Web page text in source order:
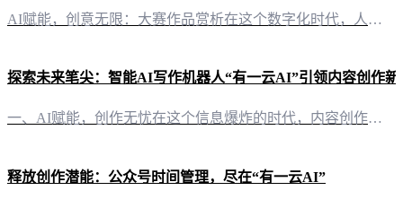
AI赋能，创意无限：大赛作品赏析在这个数字化时代，人工智能正在重塑内容创作的边界。近期，一场以“AI创作大赛”为主题的盛事吸引了众多创作者的目光。众多参赛者借助“有一云AI”这一创新型AI智能写作+排版软件，创作出了一批令人叹为观止的作品。以下，让我们一同赏析这些佳作，感受AI带来的创作魅力。 一、AI智能写作，灵感迸发“有一云AI”的智能写作功能为创作者们提供了无限的灵感。通过深度学习和自然语
探索未来笔尖：智能AI写作机器人“有一云AI”引领内容创作新
一、AI赋能，创作无忧在这个信息爆炸的时代，内容创作已成为个人和企业的核心竞争力。而“有一云AI”，这款创新型AI智能写作+排版软件，正是为了满足这一需求而生。它以先进的人工智能技术，助力创作者轻松驾驭创作难关，开启智能写作新篇章。 二、内容排版，千款皮肤随心搭配“有一云AI”在内容排版方面独具匠心，提供包含标题、内容、图文、分隔、引导五大类数千款装修皮肤，满足创作者个性化需求。无论是公众号、头
释放创作潜能：公众号时间管理，尽在“有一云AI”